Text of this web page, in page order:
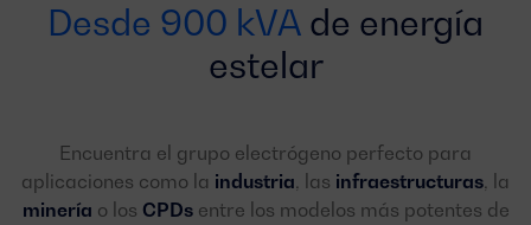
Desde 900 kVA de energía
estelar
Encuentra el grupo electrógeno perfecto para
aplicaciones como la industria, las infraestructuras, la
minería o los CPDsentre los modelos más potentes de